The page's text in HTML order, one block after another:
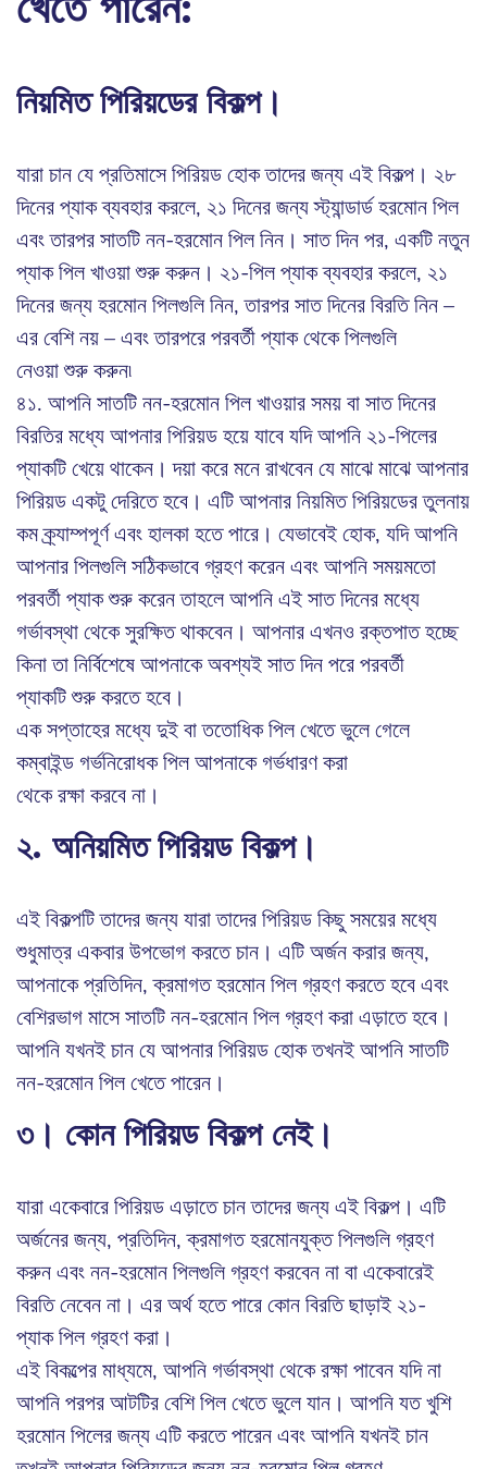
খেতে পারেন:
নিয়মিত পিরিয়ডের বিকল্প।
যারা চান যে প্রতিমাসে পিরিয়ড হোক তাদের জন্য এই বিকল্প। ২৮
দিনের প্যাক ব্যবহার করলে, ২১ দিনের জন্য স্ট্যান্ডার্ড হরমোন পিল
এবং তারপর সাতটি নন-হরমোন পিল নিন। সাত দিন পর, একটি নতুন
প্যাক পিল খাওয়া শুরু করুন। ২১-পিল প্যাক ব্যবহার করলে, ২১
দিনের জন্য হরমোন পিলগুলি নিন, তারপর সাত দিনের বিরতি নিন –
এর বেশি নয় – এবং তারপরে পরবর্তী প্যাক থেকে পিলগুলি
নেওয়া শুরু করুন৷
৪১. আপনি সাতটি নন-হরমোন পিল খাওয়ার সময় বা সাত দিনের
বিরতির মধ্যে আপনার পিরিয়ড হয়ে যাবে যদি আপনি ২১-পিলের
প্যাকটি খেয়ে থাকেন। দয়া করে মনে রাখবেন যে মাঝে মাঝে আপনার
পিরিয়ড একটু দেরিতে হবে। এটি আপনার নিয়মিত পিরিয়ডের তুলনায়
কম ক্র্যাম্পপূর্ণ এবং হালকা হতে পারে। যেভাবেই হোক, যদি আপনি
আপনার পিলগুলি সঠিকভাবে গ্রহণ করেন এবং আপনি সময়মতো
পরবর্তী প্যাক শুরু করেন তাহলে আপনি এই সাত দিনের মধ্যে
গর্ভাবস্থা থেকে সুরক্ষিত থাকবেন। আপনার এখনও রক্তপাত হচ্ছে
কিনা তা নির্বিশেষে আপনাকে অবশ্যই সাত দিন পরে পরবর্তী
প্যাকটি শুরু করতে হবে।
এক সপ্তাহের মধ্যে দুই বা ততোধিক পিল খেতে ভুলে গেলে
কম্বাইন্ড গর্ভনিরোধক পিল আপনাকে গর্ভধারণ করা
থেকে রক্ষা করবে না।
২. অনিয়মিত পিরিয়ড বিকল্প।
এই বিকল্পটি তাদের জন্য যারা তাদের পিরিয়ড কিছু সময়ের মধ্যে
শুধুমাত্র একবার উপভোগ করতে চান। এটি অর্জন করার জন্য,
আপনাকে প্রতিদিন, ক্রমাগত হরমোন পিল গ্রহণ করতে হবে এবং
বেশিরভাগ মাসে সাতটি নন-হরমোন পিল গ্রহণ করা এড়াতে হবে।
আপনি যখনই চান যে আপনার পিরিয়ড হোক তখনই আপনি সাতটি
নন-হরমোন পিল খেতে পারেন।
৩। কোন পিরিয়ড বিকল্প নেই।
যারা একেবারে পিরিয়ড এড়াতে চান তাদের জন্য এই বিকল্প। এটি
অর্জনের জন্য, প্রতিদিন, ক্রমাগত হরমোনযুক্ত পিলগুলি গ্রহণ
করুন এবং নন-হরমোন পিলগুলি গ্রহণ করবেন না বা একেবারেই
বিরতি নেবেন না। এর অর্থ হতে পারে কোন বিরতি ছাড়াই ২১-
প্যাক পিল গ্রহণ করা।
এই বিকল্পের মাধ্যমে, আপনি গর্ভাবস্থা থেকে রক্ষা পাবেন যদি না
আপনি পরপর আটটির বেশি পিল খেতে ভুলে যান। আপনি যত খুশি
হরমোন পিলের জন্য এটি করতে পারেন এবং আপনি যখনই চান